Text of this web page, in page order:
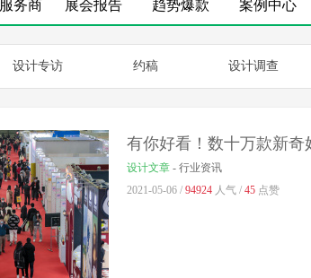
务商 展会报告 趋势爆款 案例中心
设计专访 约稿 设计调查
有你好看！数十万款新奇
设计文章 - 行业资讯
2021-05-06 / 94924 人气 / 45 点赞